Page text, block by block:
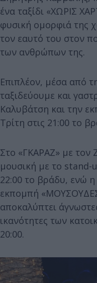
ένα ταξίδι «ΧΩΡΙΣ
φυσική ομορφιά της
τον εαυτό του στον
των ανθρώπων της.
Επιπλέον, μέσα από
ταξιδεύουμε και
Καλυβάτση και την
Τρίτη στις 21:00 το
Στο «ΓΚΑΡΑΖ» με τον
μουσική με το stand-
22:00 το βράδυ, ενώ
εκπομπή
αποκαλύπτει
ικανότητες των
20:00.